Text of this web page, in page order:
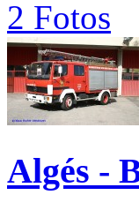
2 Fotos
Algés -